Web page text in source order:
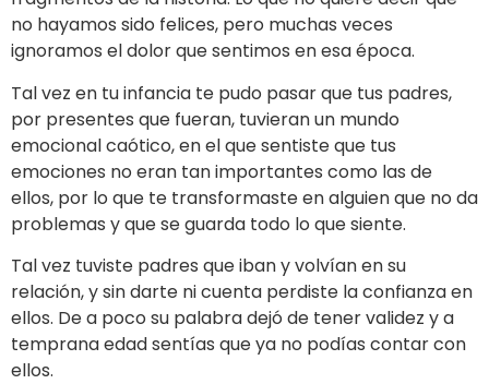
no hayamos sido felices, pero muchas veces
ignoramos el dolor que sentimos en esa época.
Tal vez en tu infancia te pudo pasar que tus padres,
por presentes que fueran, tuvieran un mundo
emocional caótico, en el que sentiste que tus
emociones no eran tan importantes como las de
ellos, por lo que te transformaste en alguien que no da
problemas y que se guarda todo lo que siente.
Tal vez tuviste padres que iban y volvían en su
relación, y sin darte ni cuenta perdiste la confianza en
ellos. De a poco su palabra dejó de tener validez y a
temprana edad sentías que ya no podías contar con
ellos.